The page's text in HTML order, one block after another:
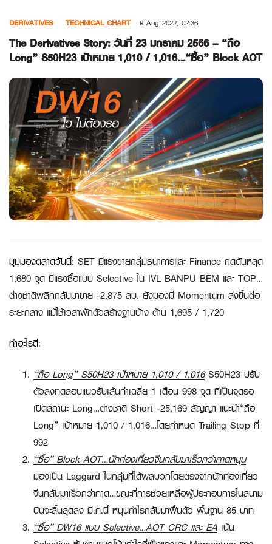
content
DERIVATIVES TECHNICAL CHART 9 Aug 2022, 02:36
The Derivatives Story: วันที่ 23 มกราคม 2566 – “ถือ
Long” S50H23 เป้าหมาย 1,010 / 1,016…“ซื้อ” Block AOT
มุมมองตลาดวันนี้: SET มีแรงขายกลุ่มธนาคารและ Finance กดดันหลุด
1,680 จุด มีแรงซื้อแบบ Selective ใน IVL BANPU BEM และ TOP…
ต่างชาติพลิกกลับมาขาย -2,875 ลบ. ยังมองมี Momentum ส่งขึ้นต่อ
ระยะกลาง แม้ใช้เวลาพักตัวสร้างฐานบ้าง ต้าน 1,695 / 1,720
ทำอะไรดี:
“ถือ Long” S50H23 เป้าหมาย 1,010 / 1,016S50H23 ปรับ
ตัวลงทดสอบแนวรับเส้นค่าเฉลี่ย 1 เดือน 998 จุด ที่เป็นจุดรอ
เปิดสถานะ Long…ต่างชาติ Short -25,169 สัญญา แนะนำ“ถือ
Long” เป้าหมาย 1,010 / 1,016…โดยกำหนด Trailing Stop ที่
992
“ซื้อ”Block AOT…นักท่องเที่ยวจีนกลับมาเร็วกว่าคาดหนุน
มองเป็น Laggard ในกลุ่มที่ได้ผลบวกโดยตรงจากนักท่องเที่ยว
จีนกลับมาเร็วกว่าคาด…ขณะที่การช่วยเหลือผู้ประกอบการในสนาม
บินจะสิ้นสุดลง มี.ค.นี้ หนุนกำไรกลับมาฟื้นตัว พื้นฐาน 85 บาท
“ซื้อ”DW16 แบบ Selective…AOT CRC และ EA เน้น